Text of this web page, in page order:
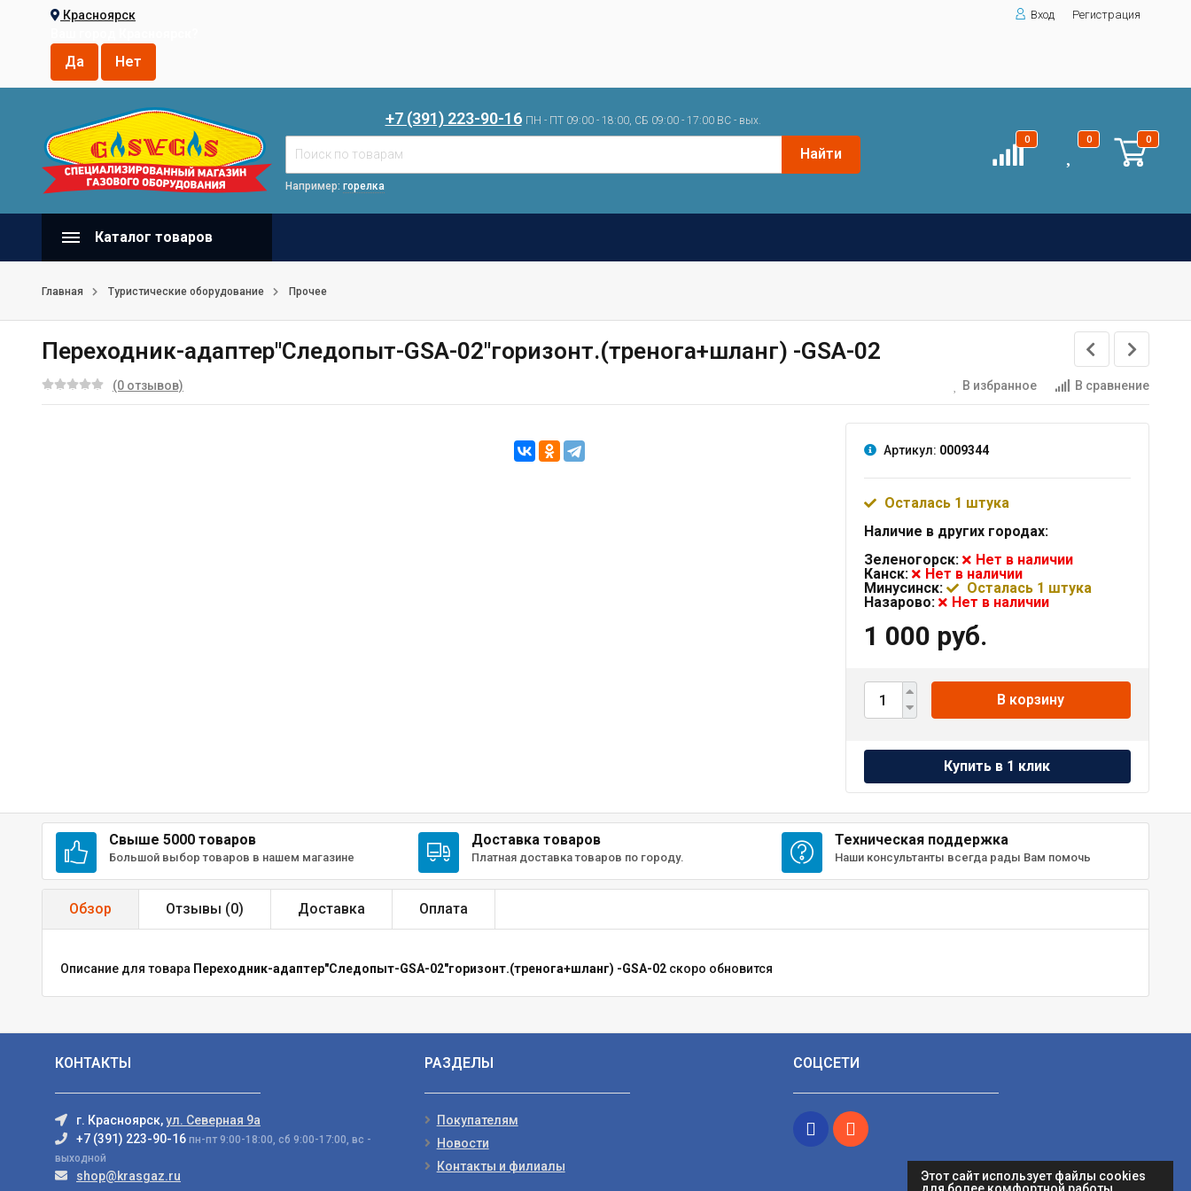
Этот сайт использует файлы cookies
Красноярск
Вход Регистрация
+7 (391) 223-90-16 ПН - ПТ 09:00 - 18:00, СБ 09:00 - 17:00 ВС - вых.
Найти
Например: горелка
0 0 0
Каталог товаров
Главная Туристические оборудование Прочее
Переходник-адаптер"Следопыт-GSA-02"горизонт.(тренога+шланг) -GSA-02
(0 отзывов) В избранное В сравнение
Артикул: 0009344
Осталась 1 штука
Наличие в других городах:
Зеленогорск:
Нет в наличии
Канск:
Нет в наличии
Минусинск:
Осталась 1 штука
Назарово:
Нет в наличии
1 000 руб.
В корзину
Свыше 5000 товаров
Большой выбор товаров в нашем магазине
Доставка товаров
Платная доставка товаров по городу.
Техническая поддержка
Наши консультанты всегда рады Вам помочь
Обзор Отзывы (0) Доставка Оплата
Описание для товара Переходник-адаптер"Следопыт-GSA-02"горизонт.(тренога+шланг) -GSA-02 скоро обновится
КОНТАКТЫ
г. Красноярск,ул. Северная 9а
+7 (391) 223-90-16 пн-пт 9:00-18:00, сб 9:00-17:00, вс -
выходной
shop@krasgaz.ru
РАЗДЕЛЫ
Покупателям
Новости
Контакты и филиалы
СОЦСЕТИ